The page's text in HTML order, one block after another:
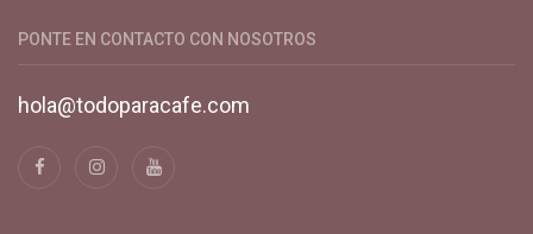
PONTE EN CONTACTO CON NOSOTROS
hola@todoparacafe.com